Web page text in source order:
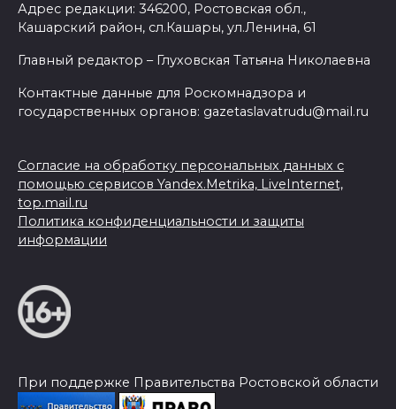
Адрес редакции: 346200, Ростовская обл.,
Кашарский район, сл.Кашары, ул.Ленина, 61
Главный редактор – Глуховская Татьяна Николаевна
Контактные данные для Роскомнадзора и
государственных органов: gazetaslavatrudu@mail.ru
Согласие на обработку персональных данных с
помощью сервисов Yandex.Metrika, LiveInternet,
top.mail.ru
Политика конфиденциальности и защиты
информации
При поддержке Правительства Ростовской области